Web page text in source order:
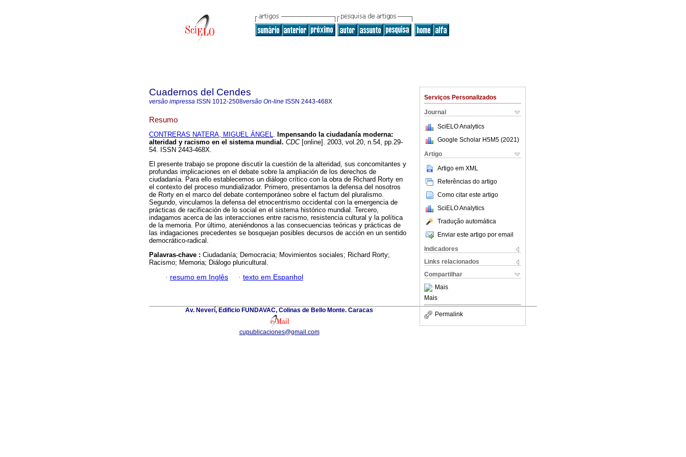
Serviços Personalizados
Journal
SciELO Analytics
Google Scholar H5M5 (2021 )
Artigo
Artigo em XML
Referências do artigo
Como citar este artigo
SciELO Analytics
Tradução automática
Enviar este artigo por email
Indicadores
Links relacionados
Compartilhar
Mais
Mais
Permalink
Cuadernos del Cendes
versão impressa ISSN 1012-2508versão On-line ISSN 2443-468X
Resumo
CONTRERAS NATERA, MIGUEL ÁNGEL. Impensando la ciudadanía moderna:
alteridad y racismo en el sistema mundial . CDC[online]. 2003, vol.20, n.54, pp.29-
54. ISSN 2443-468X.
El presente trabajo se propone discutir la cuestión de la alteridad, sus concomitantes y
profundas implicaciones en el debate sobre la ampliación de los derechos de
ciudadanía. Para ello establecemos un diálogo crítico con la obra de Richard Rorty en
el contexto del proceso mundializador. Primero, presentamos la defensa del nosotros
de Rorty en el marco del debate contemporáneo sobre el factum del pluralismo.
Segundo, vinculamos la defensa del etnocentrismo occidental con la emergencia de
prácticas de racificación de lo social en el sistema histórico mundial. Tercero,
indagamos acerca de las interacciones entre racismo, resistencia cultural y la política
de la memoria. Por último, ateniéndonos a las consecuencias teóricas y prácticas de
las indagaciones precedentes se bosquejan posibles decursos de acción en un sentido
democrático-radical.
Palavras-chave : Ciudadanía; Democracia; Movimientos sociales; Richard Rorty;
Racismo; Memoria; Diálogo pluricultural.
· resumo em Inglês · texto em Espanhol
Av. Neverí, Edificio FUNDAVAC, Colinas de Bello Monte. Caracas
cupublicaciones@gmail.com